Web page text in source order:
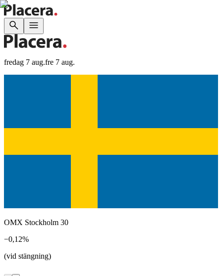
fredag 7 aug.fre 7 aug.
OMX Stockholm 30
−0,12%
(vid stängning)